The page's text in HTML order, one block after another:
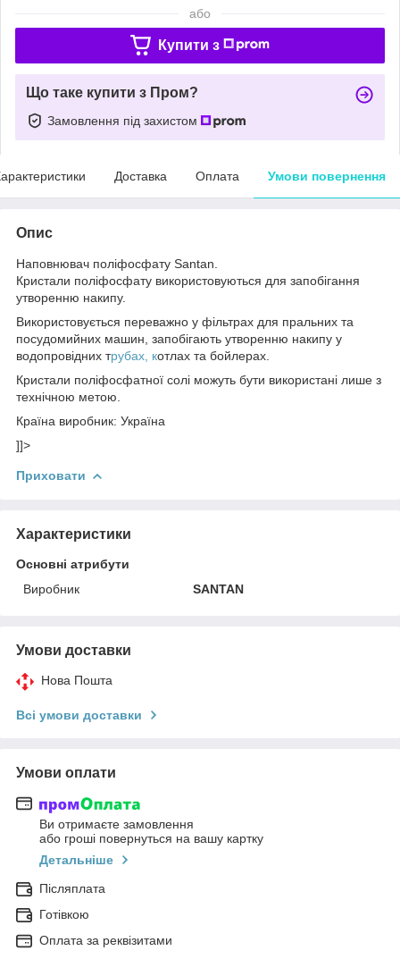
або
Купити з
Що таке купити з Пром?
Замовлення під захистом
Доставка Оплата Умови повернення
Опис
Наповнювач поліфосфату Santan.
Кристали поліфосфату використовуються для запобігання
утворенню накипу.
Використовується переважно у фільтрах для пральних та
посудомийних машин, запобігають утворенню накипу у
водопровідних трубах, котлах та бойлерах.
Кристали поліфосфатної солі можуть бути використані лише з
технічною метою.
Країна виробник: Україна
]]>
Приховати
Характеристики
Основні атрибути
Виробник
SANTAN
Умови доставки
Нова Пошта
Всі умови доставки
Умови оплати
Ви отримаєте замовлення
або гроші повернуться на вашу картку
Детальніше
Післяплата
Готівкою
Оплата за реквізитами